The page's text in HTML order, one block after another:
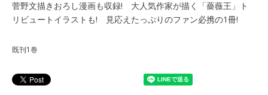
菅野文描きおろし漫画も収録! 大人気作家が描く「薔薇王」ト
リビュートイラストも! 見応えたっぷりのファン必携の1冊!
既刊1巻